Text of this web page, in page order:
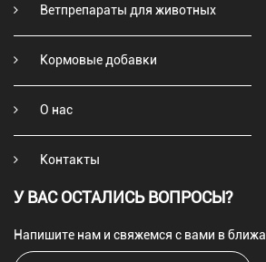
Ветпрепараты для животных
Кормовые добавки
О нас
Контакты
У ВАС ОСТАЛИСЬ ВОПРОСЫ?
Напишите нам и свяжемся с вами в